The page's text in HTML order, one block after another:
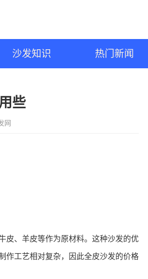
沙发知识 热门新闻
些
网
皮、羊皮等作为原材料。这种沙发的优
作工艺相对复杂，因此全皮沙发的价格